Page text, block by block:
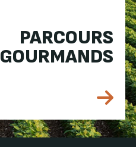
PARCOURS
GOURMANDS